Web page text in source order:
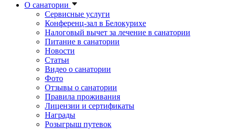
О санатории
Сервисные услуги
Конференц-зал в Белокурихе
Налоговый вычет за лечение в санатории
Питание в санатории
Новости
Статьи
Видео о санатории
Фото
Отзывы о санатории
Правила проживания
Лицензии и сертификаты
Награды
Розыгрыш путевок